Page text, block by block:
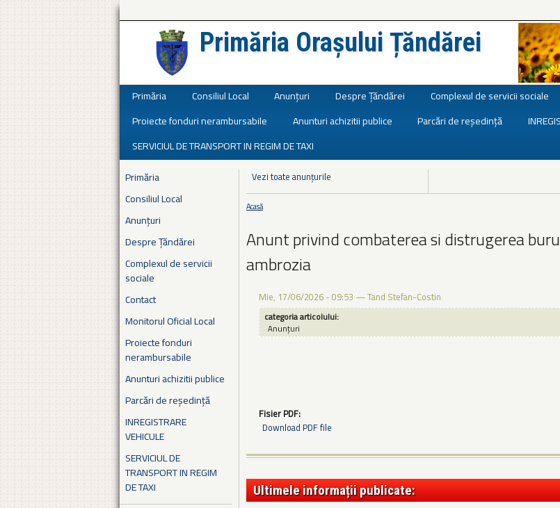
Primăria Orașului Țăndărei
Primăria Consiliul Local Anunțuri Despre Țăndărei Complexul de servicii sociale
Proiecte fonduri nerambursabile
Anunturi achizitii publice Parcări de reședință
SERVICIUL DE TRANSPORT IN REGIM DE TAXI
Primăria
Consiliul Local
Anunțuri
Despre Țăndărei
Complexul de servicii
sociale
Contact
Monitorul Oficial Local
Proiecte fonduri
nerambursabile
Anunturi achizitii publice
Parcări de reședință
INREGISTRARE
VEHICULE
SERVICIUL DE
TRANSPORT IN REGIM
DE TAXI
Vezi toate anunțurile
Eşti aici
Acasă
Anunt privind combaterea si distrugerea
ambrozia
Mie, 17/06/2026 - 09:53 —Tand Stefan-Costin
categoria articolului:
Anunțuri
Fisier PDF:
Download PDF file
Ultimele informații publicate: